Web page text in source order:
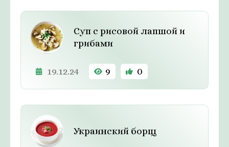
Суп с рисовой лапшой и
грибами
19.12.24 9 0
Украинский борщ